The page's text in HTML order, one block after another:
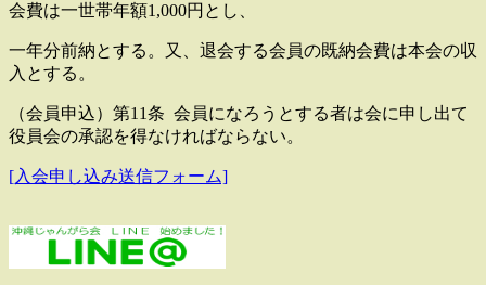
会費は一世帯年額1,000円とし、
一年分前納とする。又、退会する会員の既納会費は本会の収
入とする。
（会員申込）第11条 会員になろうとする者は会に申し出て
役員会の承認を得なければならない。
[入会申し込み送信フォーム]